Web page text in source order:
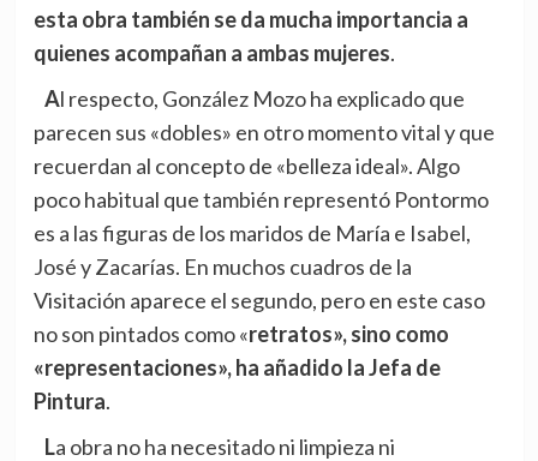
esta obra también se da mucha importancia a
quienes acompañan a ambas mujeres.
Al respecto, González Mozo ha explicado que
parecen sus «dobles» en otro momento vital y que
recuerdan al concepto de «belleza ideal». Algo
poco habitual que también representó Pontormo
es a las figuras de los maridos de María e Isabel,
José y Zacarías. En muchos cuadros de la
Visitación aparece el segundo, pero en este caso
no son pintados como «retratos», sino como
«representaciones», ha añadido la Jefa de
Pintura.
La obra no ha necesitado ni limpieza ni